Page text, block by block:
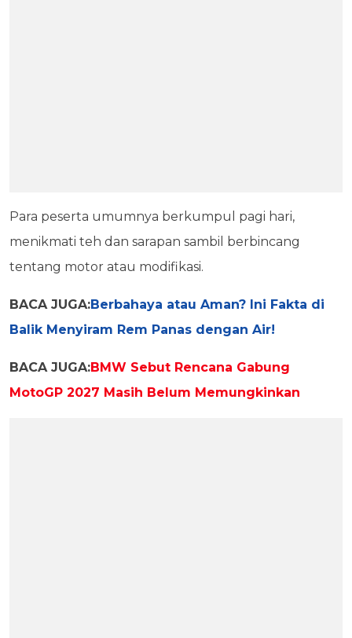
Para peserta umumnya berkumpul pagi hari,
menikmati teh dan sarapan sambil berbincang
tentang motor atau modifikasi.
BACA JUGA:Berbahaya atau Aman? Ini Fakta di
Balik Menyiram Rem Panas dengan Air!
BACA JUGA:BMW Sebut Rencana Gabung
MotoGP 2027 Masih Belum Memungkinkan